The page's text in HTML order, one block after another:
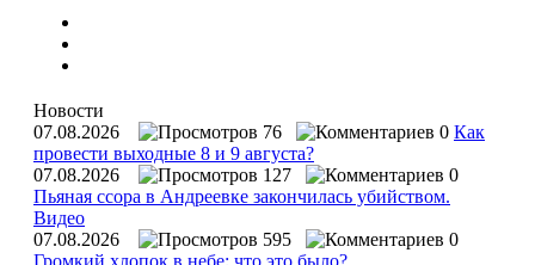
Новости
07.08.2026
76 0 Как
провести выходные 8 и 9 августа?
07.08.2026
127
0
Пьяная ссора в Андреевке закончилась убийством.
Видео
07.08.2026
595
0
Громкий хлопок в небе: что это было?